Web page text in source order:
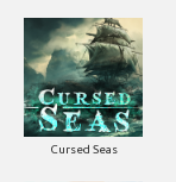
Cursed Seas